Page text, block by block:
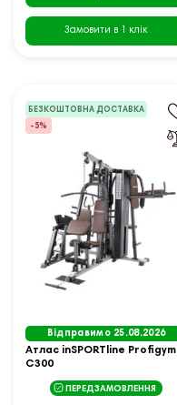
Замовити в 1 клік
БЕЗКОШТОВНА ДОСТАВКА
-5%
Відправимо 25.08.2026
Атлас inSPORTline Profigym
C300
ПЕРЕДЗАМОВЛЕННЯ